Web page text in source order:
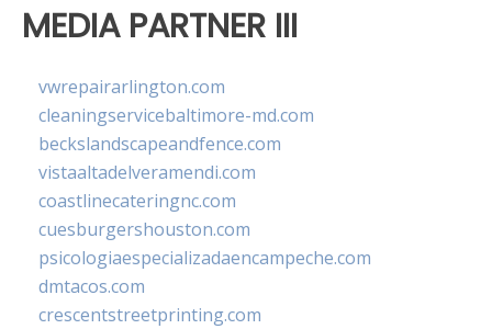
MEDIA PARTNER III
vwrepairarlington.com
cleaningservicebaltimore-md.com
beckslandscapeandfence.com
vistaaltadelveramendi.com
coastlinecateringnc.com
cuesburgershouston.com
psicologiaespecializadaencampeche.com
dmtacos.com
crescentstreetprinting.com